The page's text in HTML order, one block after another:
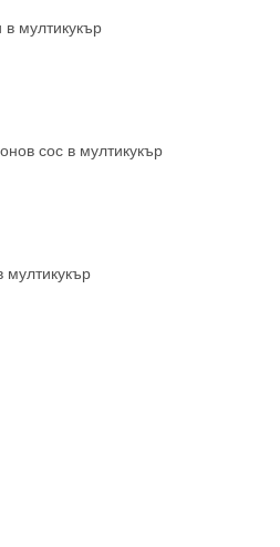
мултикукър
сос в мултикукър
мултикукър